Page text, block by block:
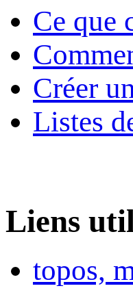
Ce que
Créer
Listes
Liens
topos,